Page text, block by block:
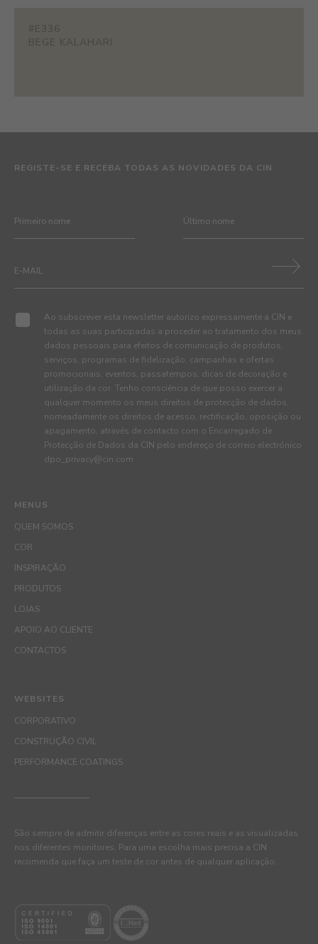
#E336
BEGE KALAHARI
MENUS
QUEM SOMOS
COR
INSPIRAÇÃO
PRODUTOS
LOJAS
APOIO AO CLIENTE
CONTACTOS
REGISTE-SE E RECEBA TODAS AS NOVIDADES DA CIN
Ao subscrever esta newsletter autorizo expressamente a CIN e
todas as suas participadas a proceder ao tratamento dos meus
dados pessoais para efeitos de comunicação de produtos,
serviços, programas de fidelização, campanhas e ofertas
promocionais, eventos, passatempos, dicas de decoração e
utilização da cor. Tenho consciência de que posso exercer a
qualquer momento os meus direitos de protecção de dados,
nomeadamente os direitos de acesso, rectificação, oposição ou
apagamento, através de contacto com o Encarregado de
Protecção de Dados da CIN pelo endereço de correio electrónico
dpo_privacy@cin.com
WEBSITES
CORPORATIVO
CONSTRUÇÃO CIVIL
PERFORMANCE COATINGS
São sempre de admitir diferenças entre as cores reais e as visualizadas
nos diferentes monitores. Para uma escolha mais precisa a CIN
recomenda que faça um teste de cor antes de qualquer aplicação.